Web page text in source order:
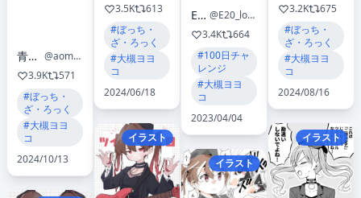
青森んご🍎
@aomoringo_com
3.9K
571
#ぼっち・
ざ・ろっく
#大槻ヨヨ
コ
2024/10/13
3.5K
613
#ぼっち・
ざ・ろっく
#大槻ヨヨ
コ
2024/06/18
イラスト
E20
@E20_loop
3.4K
664
#100日チャ
レンジ
#大槻ヨヨ
コ
2023/04/04
イラスト
3.2K
675
#ぼっち・
ざ・ろっく
#大槻ヨヨ
コ
2024/08/16
イラスト